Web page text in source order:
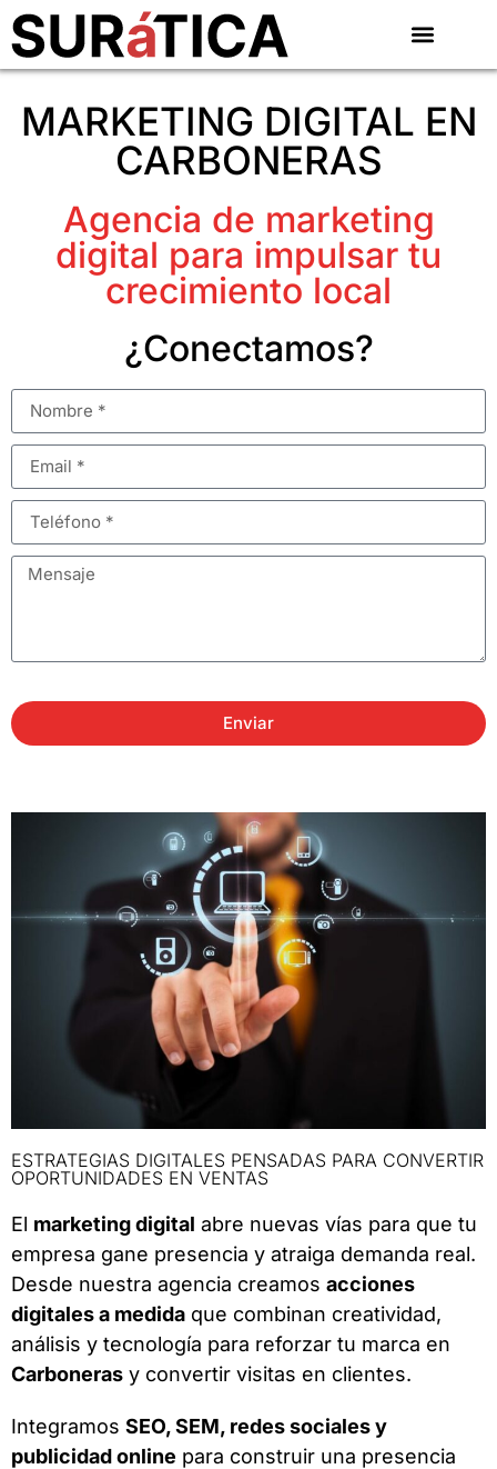
MARKETING DIGITAL EN
CARBONERAS
Agencia de marketing
digital para impulsar tu
crecimiento local
¿Conectamos?
Enviar
ESTRATEGIAS DIGITALES PENSADAS PARA CONVERTIR
OPORTUNIDADES EN VENTAS
El marketing digital abre nuevas vías para que tu
empresa gane presencia y atraiga demanda real.
Desde nuestra agencia creamos acciones
digitales a medida que combinan creatividad,
análisis y tecnología para reforzar tu marca en
Carboneras y convertir visitas en clientes.
Integramos SEO, SEM, redes sociales y
publicidad online para construir una presencia